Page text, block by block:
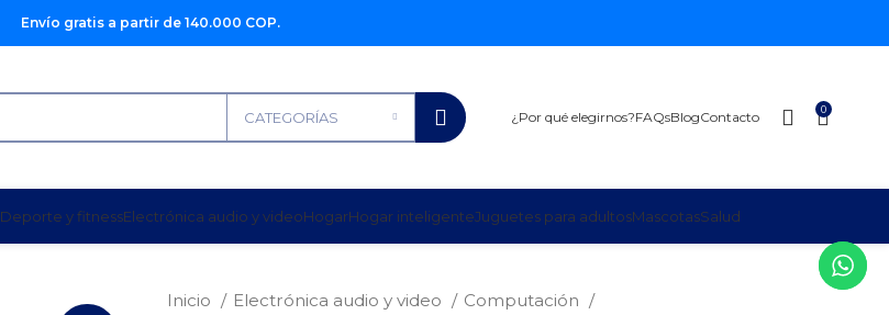
Envío gratis a partir de 140.000 COP.
CATEGORÍAS ¿Por qué elegirnos?FAQsBlogContacto 0
Deporte y fitnessElectrónica audio y videoHogarHogar inteligenteJuguetes para adultosMascotasSalud
Inicio Electrónica audio y video
Computación